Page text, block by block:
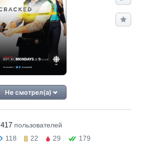
Не смотрел(а)
417 пользователей
118 22 29 179